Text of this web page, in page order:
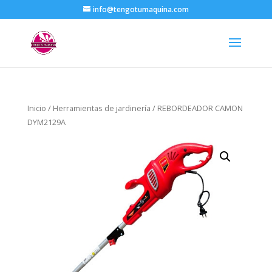
info@tengotumaquina.com
Inicio / Herramientas de jardinería / REBORDEADOR CAMON
DYM2129A